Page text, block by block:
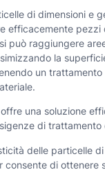
0
0
,
0
€
di dimensioni e
efficacemente pezzi
può raggiungere
la
un
una soluzione
di trattamento
delle particelle
consente di ottenere